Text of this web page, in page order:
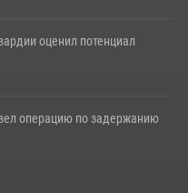
оценил потенциал
операцию по задержанию